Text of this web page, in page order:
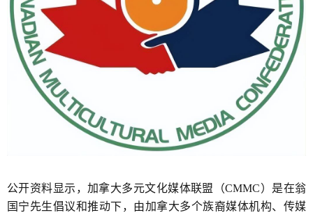
公开资料显示，加拿大多元文化媒体联盟（CMMC）是在翁
国宁先生倡议和推动下，由加拿大多个族裔媒体机构、传媒